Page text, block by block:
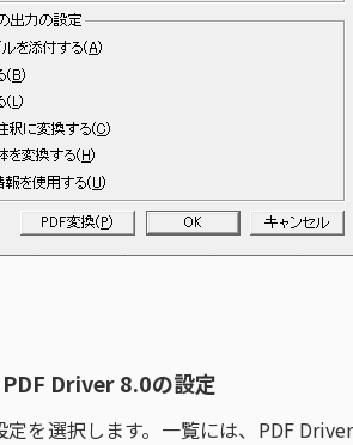
Driver 8.0の設定
を選択します。一覧には、PDF